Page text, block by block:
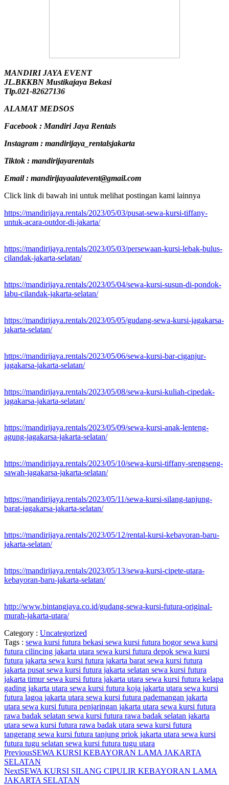
MANDIRI JAYA EVENT
JL.BKKBN Mustikajaya Bekasi
Tlp.021-82627136
ALAMAT MEDSOS
Facebook : Mandiri Jaya Rentals
Instagram : mandirijaya_rentalsjakarta
Tiktok : mandirijayarentals
Email : mandirijayaalatevent@gmail.com
Click link di bawah ini untuk melihat postingan kami lainnya
https://mandirijaya.rentals/2023/05/03/pusat-sewa-kursi-tiffany-
untuk-acara-outdor-di-jakarta/
https://mandirijaya.rentals/2023/05/03/persewaan-kursi-lebak-bulus-
cilandak-jakarta-selatan/
https://mandirijaya.rentals/2023/05/04/sewa-kursi-susun-di-pondok-
labu-cilandak-jakarta-selatan/
https://mandirijaya.rentals/2023/05/05/gudang-sewa-kursi-jagakarsa-
jakarta-selatan/
https://mandirijaya.rentals/2023/05/06/sewa-kursi-bar-ciganjur-
jagakarsa-jakarta-selatan/
https://mandirijaya.rentals/2023/05/08/sewa-kursi-kuliah-cipedak-
jagakarsa-jakarta-selatan/
https://mandirijaya.rentals/2023/05/09/sewa-kursi-anak-lenteng-
agung-jagakarsa-jakarta-selatan/
https://mandirijaya.rentals/2023/05/10/sewa-kursi-tiffany-srengseng-
sawah-jagakarsa-jakarta-selatan/
https://mandirijaya.rentals/2023/05/11/sewa-kursi-silang-tanjung-
barat-jagakarsa-jakarta-selatan/
https://mandirijaya.rentals/2023/05/12/rental-kursi-kebayoran-baru-
jakarta-selatan/
https://mandirijaya.rentals/2023/05/13/sewa-kursi-cipete-utara-
kebayoran-baru-jakarta-selatan/
http://www.bintangjaya.co.id/gudang-sewa-kursi-futura-original-
murah-jakarta-utara/
Category : Uncategorized
Tags : sewa kursi futura bekasi sewa kursi futura bogorsewa kursi
futura cilincing jakarta utara sewa kursi futura depok sewa kursi
futura jakarta sewa kursi futura jakarta barat sewa kursi futura
jakarta pusat sewa kursi futura jakarta selatan sewa kursi futura
jakarta timursewa kursi futura jakarta utara sewa kursi futura kelapa
gading jakarta utara sewa kursi futura koja jakarta utara sewa kursi
futura lagoa jakarta utara sewa kursi futura pademangan jakarta
utara sewa kursi futura penjaringan jakarta utara sewa kursi futura
rawa badak selatan sewa kursi futura rawa badak selatan jakarta
utara sewa kursi futura rawa badak utara sewa kursi futura
tangerang sewa kursi futura tanjung priok jakarta utara sewa kursi
futura tugu selatan sewa kursi futura tugu utara
PreviousSEWA KURSI KEBAYORAN LAMA JAKARTA
SELATAN
NextSEWA KURSI SILANG CIPULIR KEBAYORAN LAMA
JAKARTA SELATAN